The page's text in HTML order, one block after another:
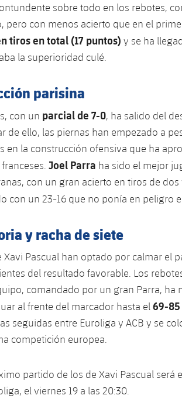
sobre todo en los rebotes,
pero con menos acierto que en el
tiros en total (17 puntos) y se ha
la superioridad culé.
parisina
con un parcial de 7-0, ha salido del
de ello, las piernas han empezado a
en la construcción ofensiva que ha
Joel Parra ha sido el mejor
con un gran acierto en tiros de
con un 23-16 que no ponía en peligro
y racha de siete
Xavi Pascual han optado por calmar el
del resultado favorable. Los
comandado por un gran Parra, ha
al frente del marcador hasta el 69-
seguidas entre Euroliga y ACB y se
competición europea.
partido de los de Xavi Pascual será
el viernes 19 a las 20:30.